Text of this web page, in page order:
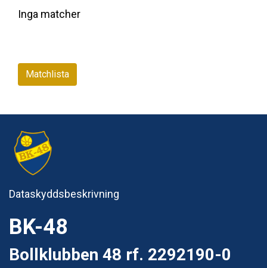
Inga matcher
Matchlista
Dataskyddsbeskrivning
BK-48
Bollklubben 48 rf. 2292190-0